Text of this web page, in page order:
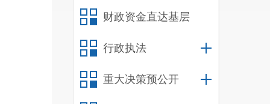
财政资金直达基层
行政执法
重大决策预公开